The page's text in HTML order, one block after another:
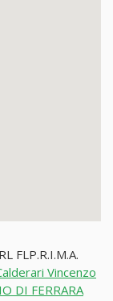
FLP.R.I.M.A.
Vincenzo
DI FERRARA